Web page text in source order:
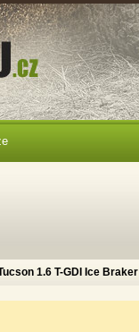
1.6 T-GDI Ice Braker